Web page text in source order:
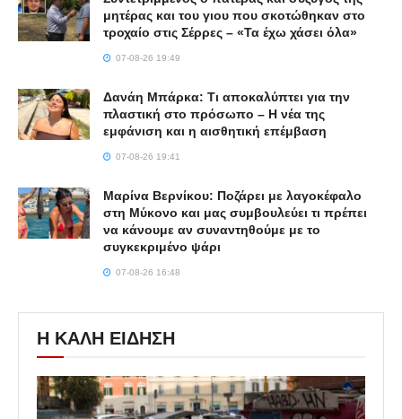
μητέρας και του γιου που σκοτώθηκαν στο
τροχαίο στις Σέρρες – «Τα έχω χάσει όλα»
07-08-26 19:49
Δανάη Μπάρκα: Τι αποκαλύπτει για την
πλαστική στο πρόσωπο – Η νέα της
εμφάνιση και η αισθητική επέμβαση
07-08-26 19:41
Μαρίνα Βερνίκου: Ποζάρει με λαγοκέφαλο
στη Μύκονο και μας συμβουλεύει τι πρέπει
να κάνουμε αν συναντηθούμε με το
συγκεκριμένο ψάρι
07-08-26 16:48
Η ΚΑΛΗ ΕΙΔΗΣΗ